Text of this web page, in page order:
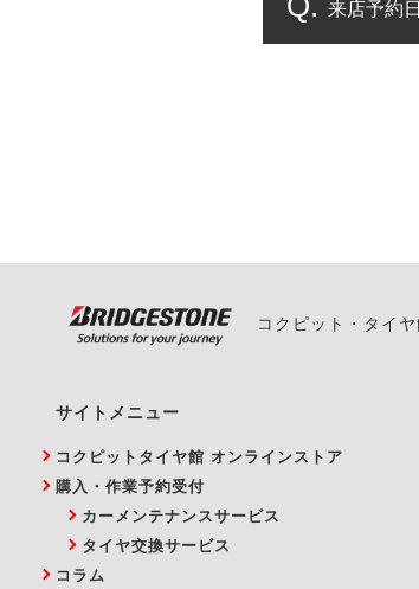
複数サー
来店予約
また、
コクピット・タイ
サイトメニュー
コクピットタイヤ館 オンラインストア
購入・作業予約受付
カーメンテナンスサービス
タイヤ交換サービス
コラム